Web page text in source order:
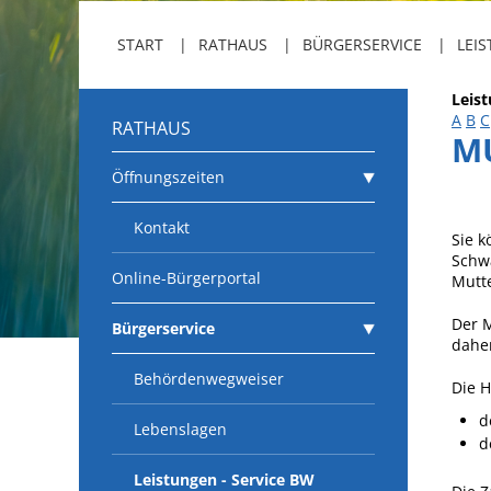
START RATHAUS BÜRGERSERVICE
RATHAUS
Öffnungszeiten
Kontakt
Online-Bürgerportal
Bürgerservice
Behördenwegweiser
Lebenslagen
Leistungen - Service BW
A B C
Sie
Der
Die